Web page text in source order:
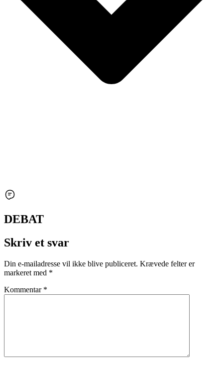
DEBAT
Skriv et svar
Din e-mailadresse vil ikke blive publiceret. Krævede felter er
markeret med *
Kommentar *